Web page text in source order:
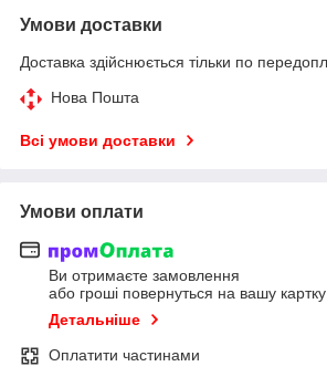
Умови доставки
Доставка здійснюється тільки по
Нова Пошта
Всі умови доставки
Умови оплати
Ви отримаєте замовлення
або гроші повернуться на вашу картку
Детальніше
Оплатити частинами